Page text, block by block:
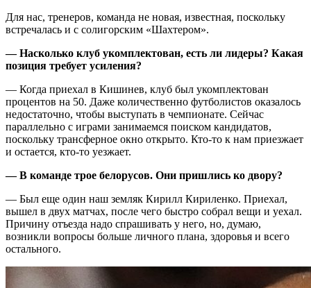
Для нас, тренеров, команда не новая, известная, поскольку
встречалась и с солигорским «Шахтером».
— Насколько клуб укомплектован, есть ли лидеры? Какая
позиция требует усиления?
— Когда приехал в Кишинев, клуб был укомплектован
процентов на 50. Даже количественно футболистов оказалось
недостаточно, чтобы выступать в чемпионате. Сейчас
параллельно с играми занимаемся поиском кандидатов,
поскольку трансферное окно открыто. Кто-то к нам приезжает
и остается, кто-то уезжает.
— В команде трое белорусов. Они пришлись ко двору?
— Был еще один наш земляк Кирилл Кириленко. Приехал,
вышел в двух матчах, после чего быстро собрал вещи и уехал.
Причину отъезда надо спрашивать у него, но, думаю,
возникли вопросы больше личного плана, здоровья и всего
остального.